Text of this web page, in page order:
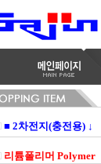
■ 2차전지(충전용) ↓
리튬폴리머 Polymer